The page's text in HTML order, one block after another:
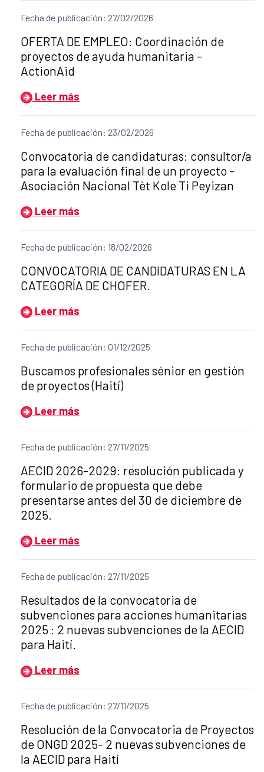
Fecha de publicación: 27/02/2026
Título del anuncio:
OFERTA DE EMPLEO: Coordinación de
proyectos de ayuda humanitaria -
ActionAid
Leer más
Fecha de publicación: 23/02/2026
Título del anuncio:
Convocatoria de candidaturas: consultor/a
para la evaluación final de un proyecto -
Asociación Nacional Tèt Kole Ti Peyizan
Leer más
Fecha de publicación: 18/02/2026
Título del anuncio:
CONVOCATORIA DE CANDIDATURAS EN LA
CATEGORÍA DE CHOFER.
Leer más
Fecha de publicación: 01/12/2025
Título del anuncio:
Buscamos profesionales sénior en gestión
de proyectos (Haití)
Leer más
Fecha de publicación: 27/11/2025
Título del anuncio:
AECID 2026-2029: resolución publicada y
formulario de propuesta que debe
presentarse antes del 30 de diciembre de
2025.
Leer más
Fecha de publicación: 27/11/2025
Título del anuncio:
Resultados de la convocatoria de
subvenciones para acciones humanitarias
2025 : 2 nuevas subvenciones de la AECID
para Haití.
Leer más
Fecha de publicación: 27/11/2025
Título del anuncio:
Resolución de la Convocatoria de Proyectos
de ONGD 2025- 2 nuevas subvenciones de
la AECID para Haití